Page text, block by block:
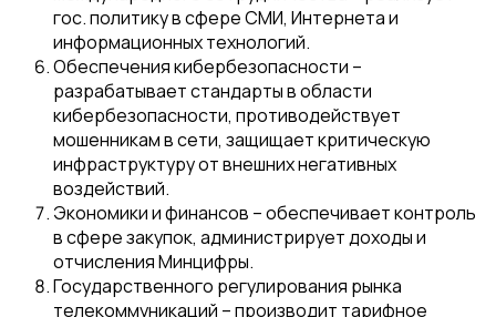
гос. политику в сфере СМИ, Интернета и
информационных технологий.
Обеспечения кибербезопасности –
разрабатывает стандарты в области
кибербезопасности, противодействует
мошенникам в сети, защищает критическую
инфраструктуру от внешних негативных
воздействий.
Экономики и финансов – обеспечивает контроль
в сфере закупок, администрирует доходы и
отчисления Минцифры.
Государственного регулирования рынка
телекоммуникаций – производит тарифное